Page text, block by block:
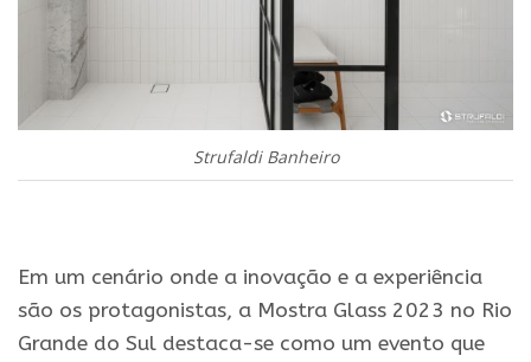
Strufaldi Banheiro
Em um cenário onde a inovação e a experiência
são os protagonistas, a Mostra Glass 2023 no Rio
Grande do Sul destaca-se como um evento que